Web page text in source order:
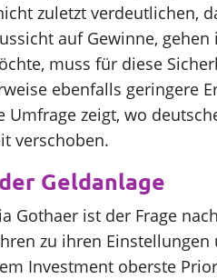
zuletzt verdeutlichen,
auf Gewinne,
muss für diese
ebenfalls geringere
zeigt, wo
verschoben.
Geldanlage
Gothaer ist der Frage
zu ihren
Investment oberste